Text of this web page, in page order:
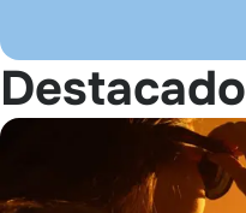
Destacado